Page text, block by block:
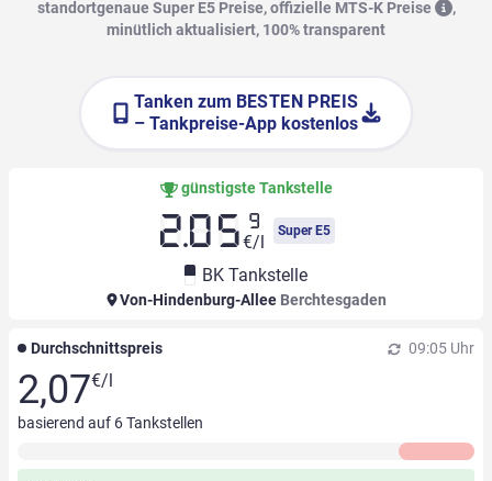
standortgenaue Super E5 Preise, offizielle MTS-K Preise
,
minütlich aktualisiert, 100% transparent
Tanken zum BESTEN PREIS
– Tankpreise-App kostenlos
günstigste Tankstelle
2.05 9
€/l
Super E5
BK Tankstelle
Von-Hindenburg-Allee Berchtesgaden
Durchschnittspreis 09:05 Uhr
2,07€/l
basierend auf 6Tankstellen